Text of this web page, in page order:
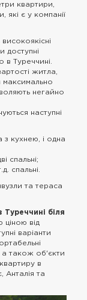
квартири,
які є у компанії
доступні
в Туреччині.
житла,
максимально
негайно
наступні
з кухнею, і одна
спальні;
спальні.
та тераса
Туреччині біля
ціною від
варіанти
а також об'єкти
квартиру в
Анталія та